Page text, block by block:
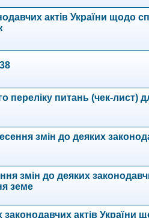
актів України щодо
переліку питань (чек-лист)
змін до деяких
змін до деяких
земе
актів України